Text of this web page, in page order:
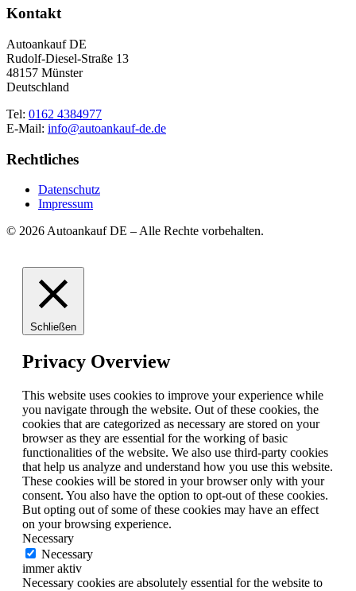
Kontakt
Autoankauf DE
Rudolf-Diesel-Straße 13
48157 Münster
Deutschland
Tel: 0162 4384977
E-Mail: info@autoankauf-de.de
Rechtliches
Datenschutz
Impressum
© 2026 Autoankauf DE – Alle Rechte vorbehalten.
Schließen
Privacy Overview
This website uses cookies to improve your experience while
you navigate through the website. Out of these cookies, the
cookies that are categorized as necessary are stored on your
browser as they are essential for the working of basic
functionalities of the website. We also use third-party cookies
that help us analyze and understand how you use this website.
These cookies will be stored in your browser only with your
consent. You also have the option to opt-out of these cookies.
But opting out of some of these cookies may have an effect
on your browsing experience.
Necessary
Necessary
immer aktiv
Necessary cookies are absolutely essential for the website to